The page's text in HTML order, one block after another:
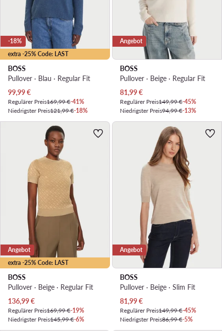
extra -25% Code: LAST
-18%
BOSS
Pullover · Blau · Regular Fit
Aktueller Preis
99,99€
Regulärer Preis169,99 €-41%
Niedrigster Preis121,99 €-18%
Angebot
BOSS
Pullover · Beige · Regular Fit
Aktueller Preis
81,99€
Regulärer Preis149,99 €-45%
Niedrigster Preis94,99 €-13%
extra -25% Code: LAST
Angebot
BOSS
Pullover · Beige · Regular Fit
Aktueller Preis
136,99€
Regulärer Preis169,99 €-19%
Niedrigster Preis145,99 €-6%
Angebot
BOSS
Pullover · Beige · Slim Fit
Aktueller Preis
81,99€
Regulärer Preis149,99 €-45%
Niedrigster Preis86,99 €-5%